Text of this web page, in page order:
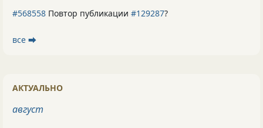
#568558 Повтор публикации #129287?
все ⮕
АКТУАЛЬНО
август